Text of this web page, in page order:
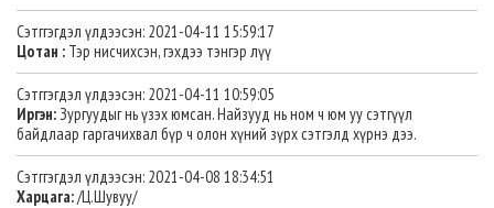
Сэтггэгдэл үлдээсэн: 2021-04-11 15:59:17
Цотан : Тэр нисчихсэн, гэхдээ тэнгэр лүү
Сэтггэгдэл үлдээсэн: 2021-04-11 10:59:05
Иргэн:Зургуудыг нь үзэх юмсан. Найзууд нь ном ч юм уу сэтгүүл
байдлаар гаргачихвал бүр ч олон хүний зүрх сэтгэлд хүрнэ дээ.
Сэтггэгдэл үлдээсэн: 2021-04-08 18:34:51
Харцага:/Ц.Шувуу/